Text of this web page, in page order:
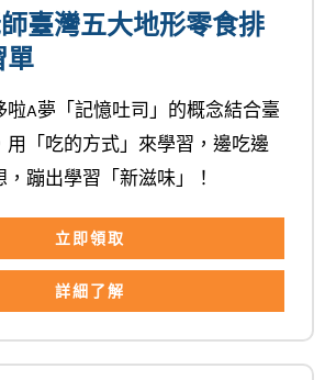
臺灣五大地形零食排
單
啦A夢「記憶吐司」的概念結合臺
用「吃的方式」來學習，邊吃邊
蹦出學習「新滋味」！
立即領取
詳細了解